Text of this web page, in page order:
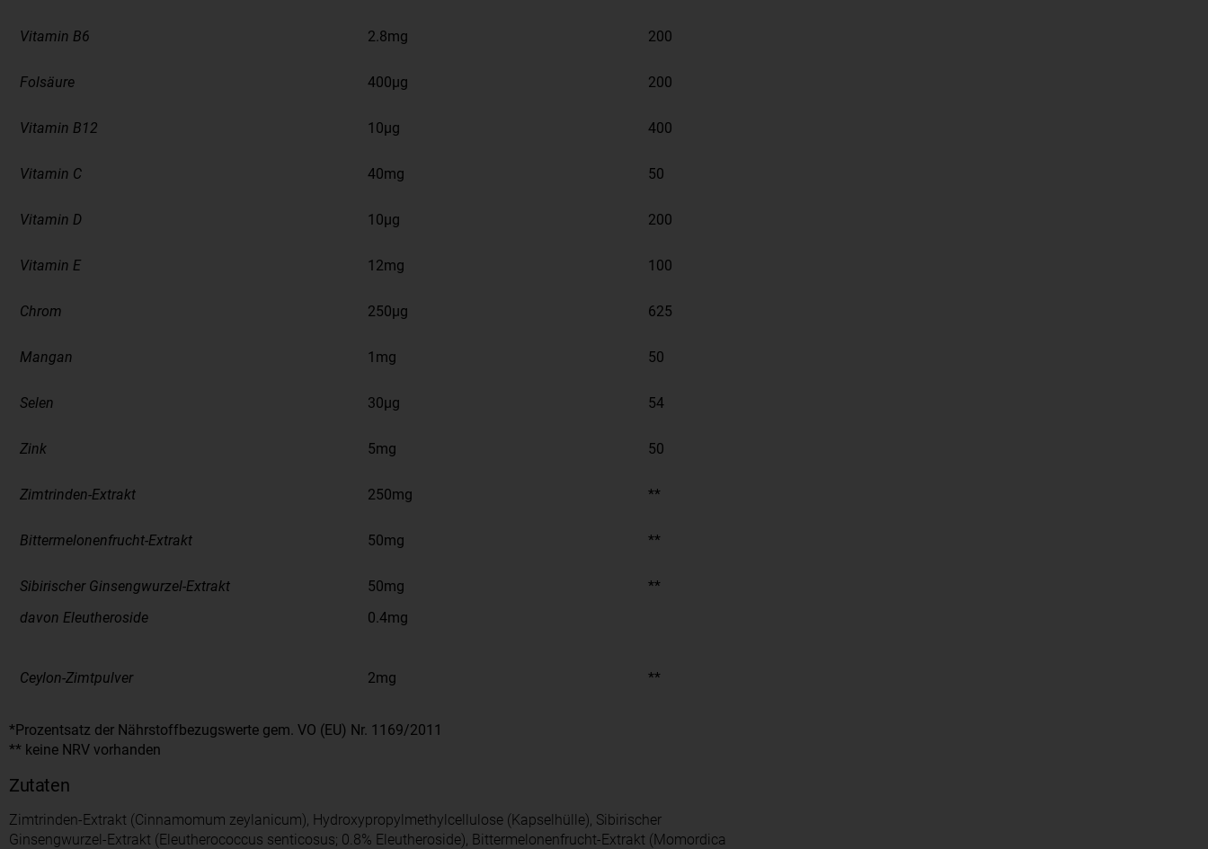
Vitamin B6 2.8mg 200
Folsäure 400µg 200
Vitamin B12 10µg 400
Vitamin C 40mg 50
Vitamin D 10µg 200
Vitamin E 12mg 100
Chrom 250µg 625
Mangan 1mg 50
Selen 30µg 54
Zink 5mg 50
Zimtrinden-Extrakt 250mg **
Bittermelonenfrucht-Extrakt 50mg **
Sibirischer Ginsengwurzel-Extrakt
davon Eleutheroside
50mg
0.4mg
**
Ceylon-Zimtpulver 2mg **
*Prozentsatz der Nährstoffbezugswerte gem. VO (EU) Nr. 1169/2011
** keine NRV vorhanden
Zutaten
Zimtrinden-Extrakt (Cinnamomum zeylanicum), Hydroxypropylmethylcellulose (Kapselhülle), Sibirischer
Ginsengwurzel-Extrakt (Eleutherococcus senticosus; 0.8% Eleutheroside), Bittermelonenfrucht-Extrakt (Momordica